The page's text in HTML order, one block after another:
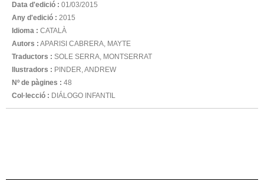
Data d'edició : 01/03/2015
Any d'edició : 2015
Idioma : CATALÀ
Autors : APARISI CABRERA, MAYTE
Traductors : SOLE SERRA, MONTSERRAT
Ilustradors : PINDER, ANDREW
Nº de pàgines : 48
Col·lecció : DIÁLOGO INFANTIL